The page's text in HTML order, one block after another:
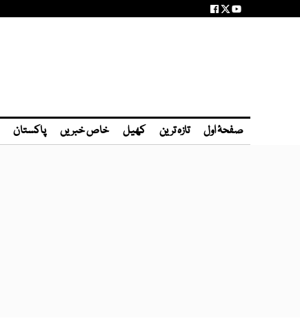
صفحۂ اول تازہ ترین کھیل خاص خبریں پاکستان